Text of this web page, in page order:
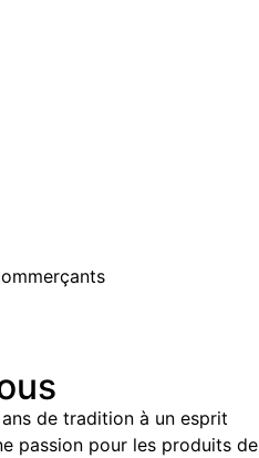
de tradition à un esprit
passion pour les produits de